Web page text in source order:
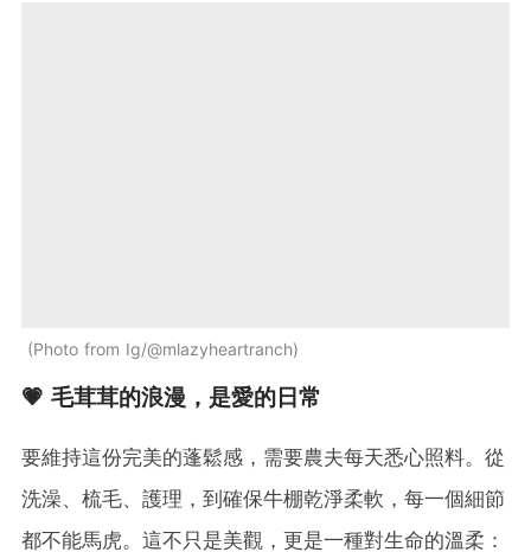
Photo from Ig/@mlazyheartranch
💗 毛茸茸的浪漫，是愛的日常
要維持這份完美的蓬鬆感，需要農夫每天悉心照料。從
洗澡、梳毛、護理，到確保牛棚乾淨柔軟，每一個細節
都不能馬虎。這不只是美觀，更是一種對生命的溫柔：